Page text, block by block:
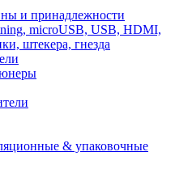
и принадлежности
microUSB, USB, HDMI,
штекера, гнезда
& упаковочные